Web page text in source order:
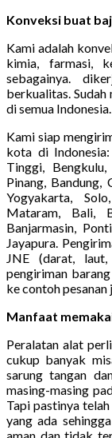
Konveksi buat
Kami adalah
kimia, farmasi,
sebagainya.
berkualitas.
di semua Indonesia.
Kami siap
kota di
Tinggi,
Pinang, Bandung,
Yogyakarta,
Mataram, Bali,
Banjarmasin,
Jayapura.
JNE (darat,
pengiriman
ke contoh pesanan
Manfaat
Peralatan alat
cukup banyak
sarung tangan
masing-masing
Tapi pastinya
yang ada
aman dan tidak